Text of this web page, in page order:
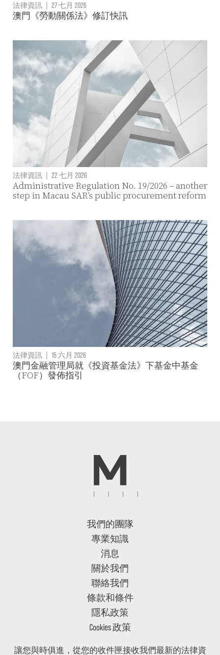
法律資訊 | 27 七月 2026
澳門《勞動關係法》修訂快訊
法律資訊 | 22 七月 2026
Administrative Regulation No. 19/2026 – another
step in Macau SAR’s public procurement reform
法律資訊 | 15 六月 2026
澳門金融管理局就《投資基金法》下基金中基金
（FOF）發佈指引
我們的團隊
專業知識
消息
關於我們
聯絡我們
條款和條件
隱私政策
Cookies 政策
讓您與時俱進，從您的收件匣接收我們最新的法律資